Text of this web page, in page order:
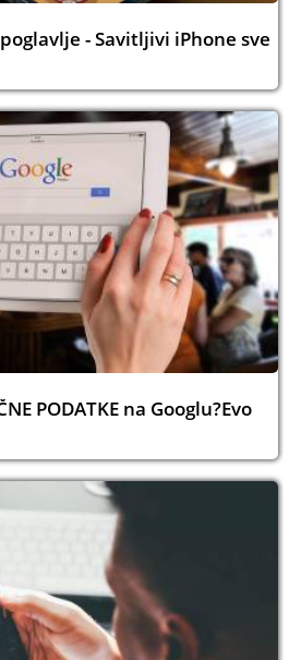
- Savitljivi iPhone sve
PODATKE na Googlu?Evo